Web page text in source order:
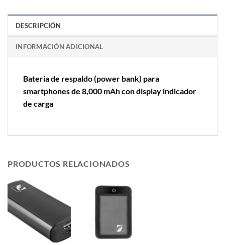
DESCRIPCIÓN
INFORMACIÓN ADICIONAL
Bateria de respaldo (power bank) para
smartphones de 8,000 mAh con display indicador
de carga
PRODUCTOS RELACIONADOS